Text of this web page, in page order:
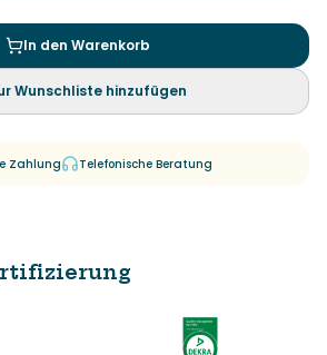
In den Warenkorb
Wunschliste hinzufügen
Zahlung Telefonische Beratung